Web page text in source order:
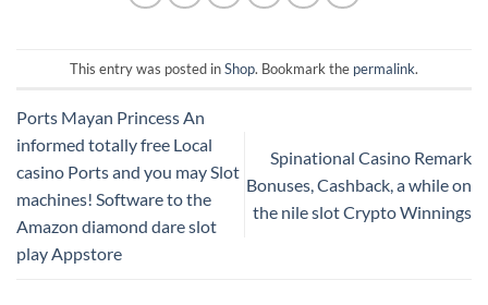
This entry was posted inShop. Bookmark the permalink.
Ports Mayan Princess An
informed totally free Local
casino Ports and you may Slot
machines! Software to the
Amazon diamond dare slot
play Appstore
Spinational Casino Remark
Bonuses, Cashback, a while on
the nile slot Crypto Winnings